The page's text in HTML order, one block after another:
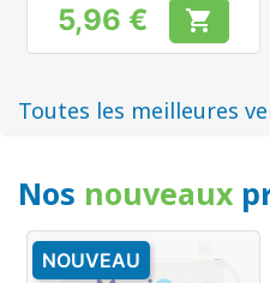
Prix
5,96 € 
Toutes les meilleures
Nos nouveaux
NOUVEAU